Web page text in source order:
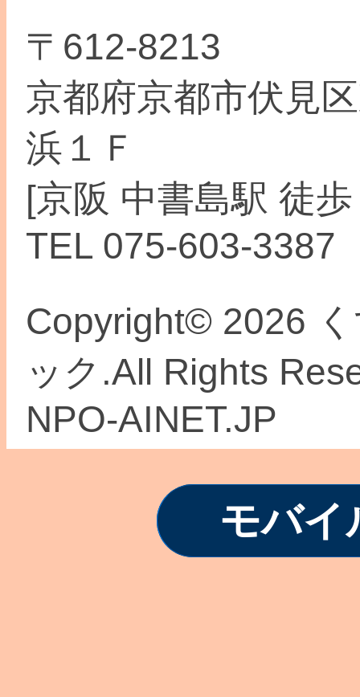
〒612-8213
京都府京都市伏見
浜１Ｆ
[京阪 中書島駅 徒
TEL 075-603-3387
Copyright© 2026
ック.All Rights
NPO-AINET.JP
モバイ